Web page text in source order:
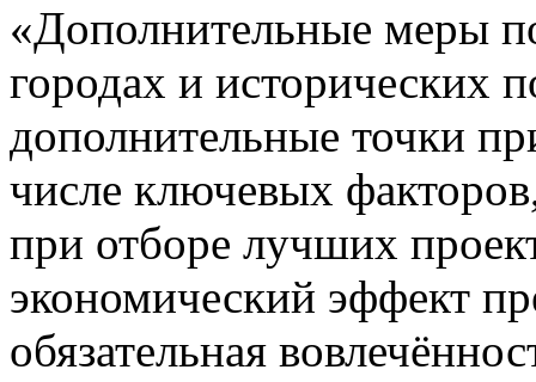
«Дополнительные меры
городах и исторических
дополнительные точки
числе ключевых
при отборе лучших
экономический эффект
обязательная